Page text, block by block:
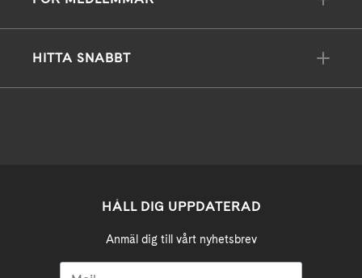
HITTA SNABBT
HÅLL DIG UPPDATERAD
Anmäl dig till vårt nyhetsbrev